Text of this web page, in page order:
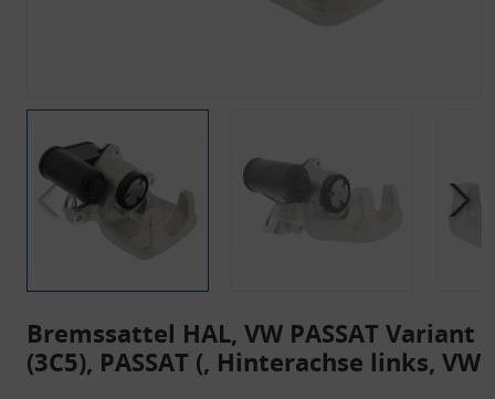
Bremssattel HAL, VW PASSAT Variant
(3C5), PASSAT (, Hinterachse links, VW